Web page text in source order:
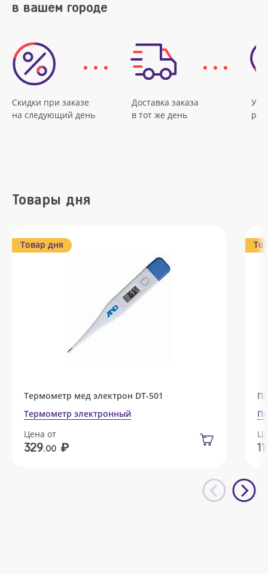
в вашем городе
Скидки при заказе
на следующий день
Доставка заказа
в тот же день
Товары дня
Товар дня
Термометр мед электрон DT-501
Термометр электронный
Цена от
329.00 ₽ 11